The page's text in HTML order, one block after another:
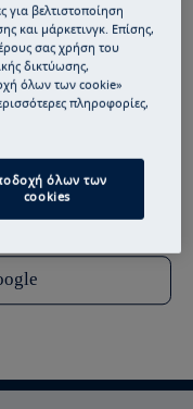
με τον οποίο
ανατρέξτε
για βελτιστοποίηση
και μάρκετινγκ. Επίσης,
σας χρήση του
δικτύωσης,
όλων των cookie»
πληροφορίες,
όλων των
cookies